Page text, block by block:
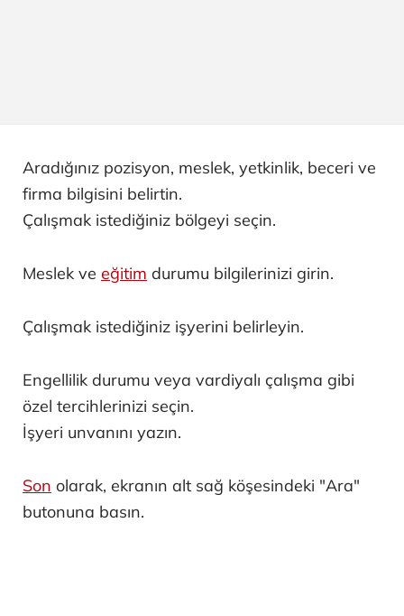
Aradığınız pozisyon, meslek, yetkinlik, beceri ve
firma bilgisini belirtin.
Çalışmak istediğiniz bölgeyi seçin.
Meslek ve eğitim durumu bilgilerinizi girin.
Çalışmak istediğiniz işyerini belirleyin.
Engellilik durumu veya vardiyalı çalışma gibi
özel tercihlerinizi seçin.
İşyeri unvanını yazın.
Son olarak, ekranın alt sağ köşesindeki "Ara"
butonuna basın.